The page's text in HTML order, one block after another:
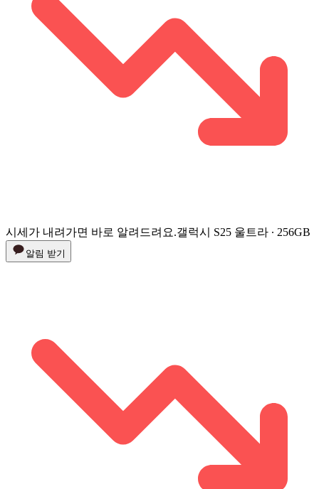
시세가 내려가면 바로 알려드려요.갤럭시 S25 울트라 ∙ 256GB
알림 받기